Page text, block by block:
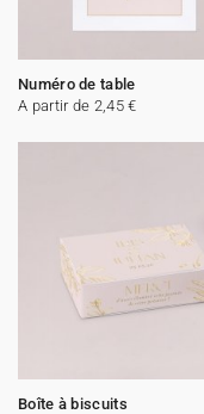
Numéro de table
A partir de 2,45 €
Boîte à biscuits